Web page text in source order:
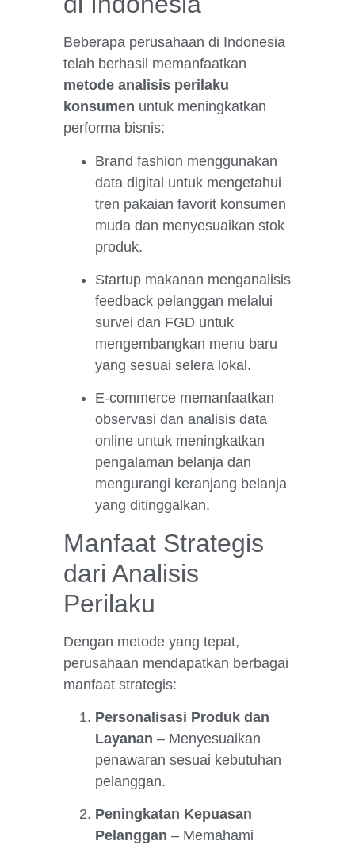
Beberapa perusahaan di Indonesia
telah berhasil memanfaatkan
metode analisis perilaku
konsumen untuk meningkatkan
performa bisnis:
Brand fashion menggunakan
data digital untuk mengetahui
tren pakaian favorit konsumen
muda dan menyesuaikan stok
produk.
Startup makanan menganalisis
feedback pelanggan melalui
survei dan FGD untuk
mengembangkan menu baru
yang sesuai selera lokal.
E-commerce memanfaatkan
observasi dan analisis data
online untuk meningkatkan
pengalaman belanja dan
mengurangi keranjang belanja
yang ditinggalkan.
Manfaat Strategis
dari Analisis
Perilaku
Dengan metode yang tepat,
perusahaan mendapatkan berbagai
manfaat strategis:
Personalisasi Produk dan
Layanan – Menyesuaikan
penawaran sesuai kebutuhan
pelanggan.
Peningkatan Kepuasan
Pelanggan – Memahami